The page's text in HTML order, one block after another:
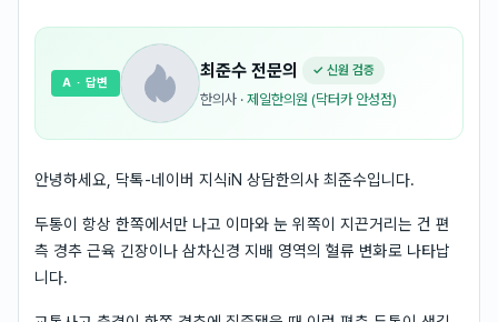
최준수 전문의 ✓ 신원 검증
한의사 · 제일한의원 (닥터카 안성점)
A · 답변
안녕하세요, 닥톡-네이버 지식iN 상담한의사 최준수입니다.
두통이 항상 한쪽에서만 나고 이마와 눈 위쪽이 지끈거리는 건 편
측 경추 근육 긴장이나 삼차신경 지배 영역의 혈류 변화로 나타납
니다.